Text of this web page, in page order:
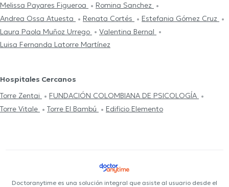
Melissa Payares Figueroa
Romina Sanchez
Andrea Ossa Atuesta
Renata Cortés
Estefania Gómez Cruz
Laura Paola Muñoz Urrego
Valentina Bernal
Luisa Fernanda Latorre Martínez
Hospitales Cercanos
Torre Zentai
FUNDACIÓN COLOMBIANA DE PSICOLOGÍA
Torre Vitale
Torre El Bambú Edificio Elemento
Doctoranytime es una solución integral que asiste al usuario desde el